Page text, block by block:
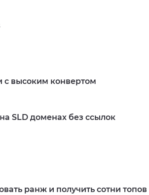
высоким конвертом
SLD доменах без ссылок
ранж и получить сотни топов